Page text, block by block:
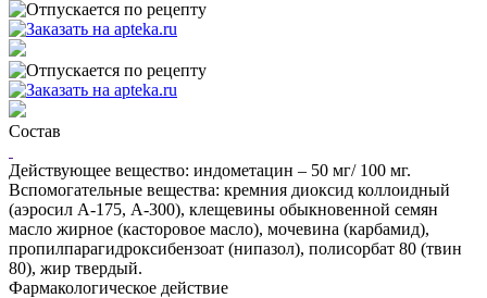
Состав
Действующее вещество: индометацин – 50 мг/ 100 мг.
Вспомогательные вещества: кремния диоксид коллоидный
(аэросил А-175, А-300), клещевины обыкновенной семян
масло жирное (касторовое масло), мочевина (карбамид),
пропилпарагидроксибензоат (нипазол), полисорбат 80 (твин
80), жир твердый.
Фармакологическое действие